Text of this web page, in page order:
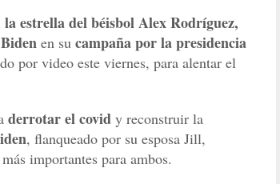
estrella del béisbol Alex Rodríguez,
en su campaña por la presidencia
por video este viernes, para alentar el
derrotar el covid y reconstruir la
, flanqueado por su esposa Jill,
importantes para ambos.